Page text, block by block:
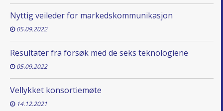
Nyttig veileder for markedskommunikasjon
05.09.2022
Resultater fra forsøk med de seks teknologiene
05.09.2022
Vellykket konsortiemøte
14.12.2021